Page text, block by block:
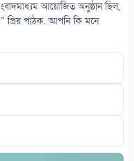
তুঙ্গে আয়োজিত অনুষ্ঠান ছিল,
প্রিয় পাঠক. আপনি কি মনে